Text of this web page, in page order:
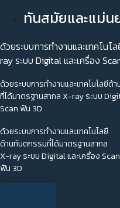
ทันสมัยและแม่น
ด้วยระบบการทำงานและเทคโน
ray ระบบ Digital และเครื่อง
ด้วยระบบการทำงานและเทคโนโลยีด้
ที่ได้มาตรฐานสากล X-ray ระบบ
Scan ฟัน 3D
ด้วยระบบการทำงานและเทคโนโลยี
ด้านทันตกรรมที่ได้มาตรฐานสากล
X-ray ระบบ Digital และเครื่อง Scan
ฟัน 3D